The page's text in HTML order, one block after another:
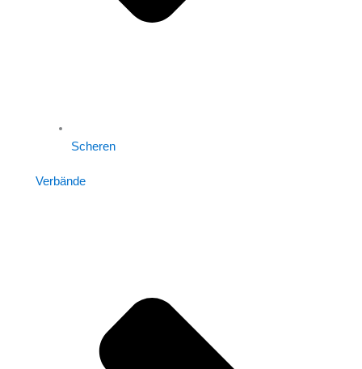
Scheren
Verbände